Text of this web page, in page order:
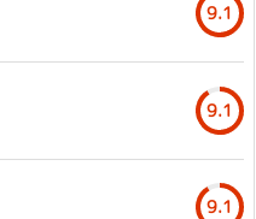
9.1
9.1
9.1